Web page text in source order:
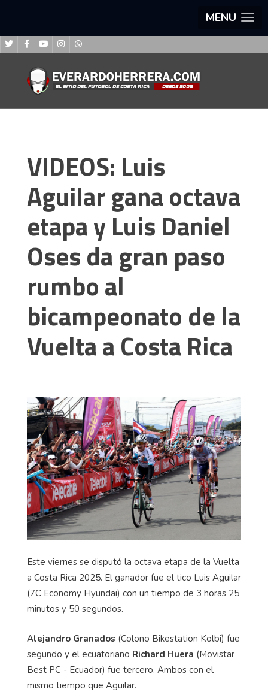
MENU
VIDEOS: Luis
Aguilar gana octava
etapa y Luis Daniel
Oses da gran paso
rumbo al
bicampeonato de la
Vuelta a Costa Rica
Este viernes se disputó la octava etapa de la Vuelta
a Costa Rica 2025. El ganador fue el tico Luis Aguilar
(7C Economy Hyundai) con un tiempo de 3 horas 25
minutos y 50 segundos.
Alejandro Granados (Colono Bikestation Kolbi) fue
segundo y el ecuatoriano Richard Huera (Movistar
Best PC - Ecuador) fue tercero. Ambos con el
mismo tiempo que Aguilar.